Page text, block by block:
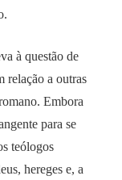
à questão de
relação a outras
Embora
para se
teólogos
hereges e, a